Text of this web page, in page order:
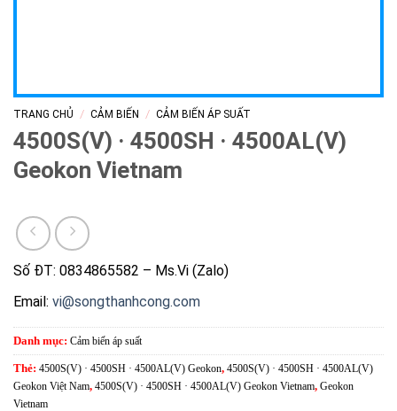
TRANG CHỦ / CẢM BIẾN / CẢM BIẾN ÁP SUẤT
4500S(V) · 4500SH · 4500AL(V)
Geokon Vietnam
Số ĐT: 0834865582 – Ms.Vi (Zalo)
Email: vi@songthanhcong.com
Danh mục: Cảm biến áp suất
Thẻ: 4500S(V) · 4500SH · 4500AL(V) Geokon, 4500S(V) · 4500SH · 4500AL(V)
Geokon Việt Nam, 4500S(V) · 4500SH · 4500AL(V) Geokon Vietnam, Geokon
Vietnam